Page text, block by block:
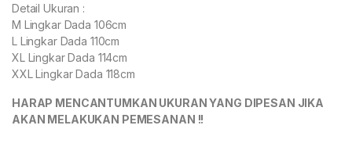
Detail Ukuran :
M Lingkar Dada 106cm
L Lingkar Dada 110cm
XL Lingkar Dada 114cm
XXL Lingkar Dada 118cm
HARAP MENCANTUMKAN UKURAN YANG DIPESAN JIKA
AKAN MELAKUKAN PEMESANAN !!